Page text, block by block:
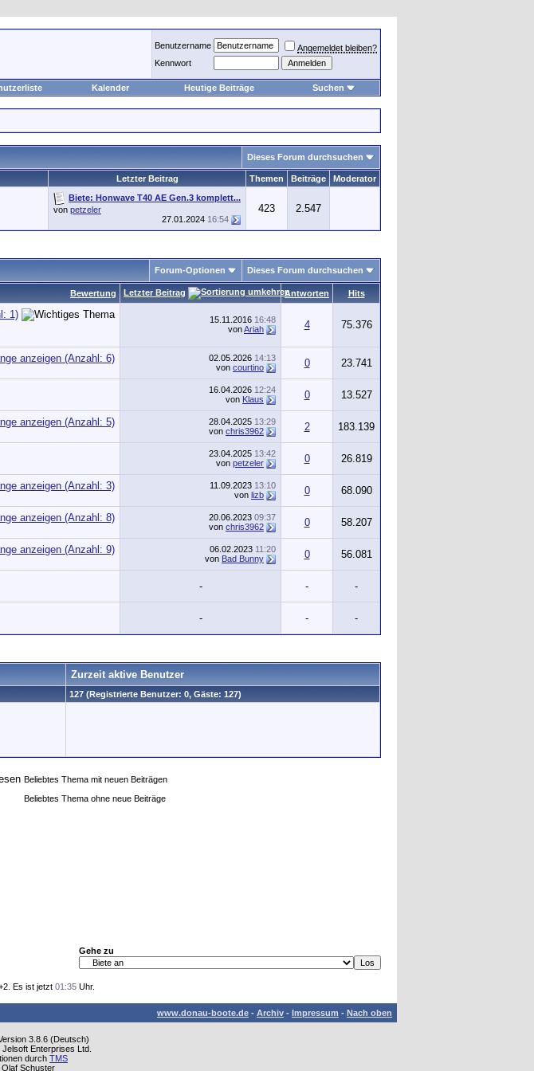
Benutzername
Angemeldet bleiben?
Kennwort
Kalender Heutige Beiträge Suchen
Dieses Forum durchsuchen
Letzter Beitrag Themen Beiträge Moderator
Biete: Honwave T40 AE Gen.3 komplett...
von petzeler
27.01.2024 16:54
423 2.547
Forum-Optionen Dieses Forum durchsuchen
Bewertung Letzter Beitrag Antworten Hits
15.11.2016 16:48
vonAriah 4 75.376
02.05.2026 14:13
von courtino 0 23.741
16.04.2026 12:24
von Klaus 0 13.527
28.04.2025 13:29
von chris3962 2 183.139
23.04.2025 13:42
von petzeler 0 26.819
11.09.2023 13:10
von lizb 0 68.090
20.06.2023 09:37
von chris3962 0 58.207
06.02.2023 11:20
von Bad Bunny 0 56.081
- - -
- - -
Zurzeit aktive Benutzer
127 (Registrierte Benutzer: 0, Gäste: 127)
Beliebtes Thema mit neuen Beiträgen
Beliebtes Thema ohne neue Beiträge
Gehe zu
Es ist jetzt 01:35 Uhr.
www.donau-boote.de - Archiv - Impressum - Nach oben
3.8.6 (Deutsch)
Enterprises Ltd.
durch TMS
Olaf Schuster